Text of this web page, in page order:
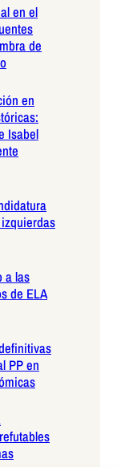
en el
de
en
Isabel
a las
de ELA
PP en